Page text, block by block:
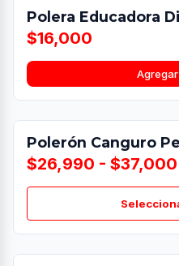
Polera Educadora
$16,000
Polerón Canguro
$26,990 - $37,000